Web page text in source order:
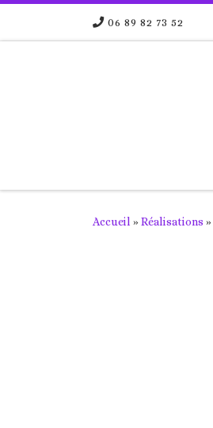
Passer au contenu06 89 82 73 52
Accueil »Réalisations »